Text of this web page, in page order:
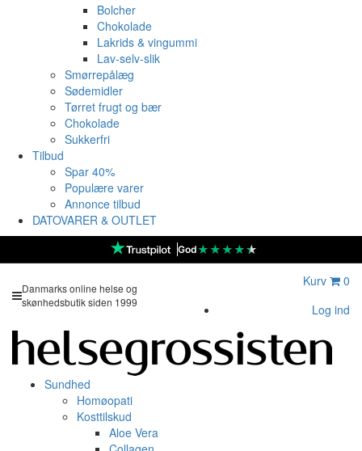
Bolcher
Chokolade
Lakrids & vingummi
Lav-selv-slik
Smørrepålæg
Sødemidler
Tørret frugt og bær
Chokolade
Sukkerfri
Tilbud
Spar 40%
Populære varer
Annonce tilbud
DATOVARER & OUTLET
God★★★★★
Danmarks online helse og
skønhedsbutik siden 1999
Kurv
0
Log ind
Sundhed
Homøopati
Kosttilskud
Aloe Vera